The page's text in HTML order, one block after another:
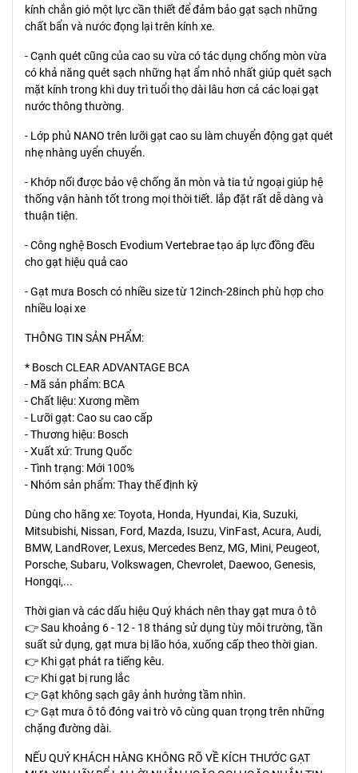
kính chắn gió một lực cần thiết để đảm bảo gạt sạch những
chất bẩn và nước đọng lại trên kính xe.
- Cạnh quét cũng của cao su vừa có tác dụng chống mòn vừa
có khả năng quét sạch những hạt ẩm nhỏ nhất giúp quét sạch
mặt kính trong khi duy trì tuổi thọ dài lâu hơn cả các loại gạt
nước thông thường.
- Lớp phủ NANO trên lưỡi gạt cao su làm chuyển động gạt quét
nhẹ nhàng uyển chuyển.
- Khớp nối được bảo vệ chống ăn mòn và tia tử ngoại giúp hệ
thống vận hành tốt trong mọi thời tiết. lắp đặt rất dễ dàng và
thuận tiện.
- Công nghệ Bosch Evodium Vertebrae tạo áp lực đồng đều
cho gạt hiệu quả cao
- Gạt mưa Bosch có nhiều size từ 12inch-28inch phù hợp cho
nhiều loại xe
THÔNG TIN SẢN PHẨM:
* Bosch CLEAR ADVANTAGE BCA
- Mã sản phẩm: BCA
- Chất liệu: Xương mềm
- Lưỡi gạt: Cao su cao cấp
- Thương hiệu: Bosch
- Xuất xứ: Trung Quốc
- Tình trạng: Mới 100%
- Nhóm sản phẩm: Thay thế định kỳ
Dùng cho hãng xe: Toyota, Honda, Hyundai, Kia, Suzuki,
Mitsubishi, Nissan, Ford, Mazda, Isuzu, VinFast, Acura, Audi,
BMW, LandRover, Lexus, Mercedes Benz, MG, Mini, Peugeot,
Porsche, Subaru, Volkswagen, Chevrolet, Daewoo, Genesis,
Hongqi,...
Thời gian và các dấu hiệu Quý khách nên thay gạt mưa ô tô
👉 Sau khoảng 6 - 12 - 18 tháng sử dụng tùy môi trường, tần
suất sử dụng, gạt mưa bị lão hóa, xuống cấp theo thời gian.
👉 Khi gạt phát ra tiếng kêu.
👉 Khi gạt bị rung lắc
👉 Gạt không sạch gây ảnh hưởng tầm nhìn.
👉 Gạt mưa ô tô đóng vai trò vô cùng quan trọng trên những
chặng đường dài.
NẾU QUÝ KHÁCH HÀNG KHÔNG RÕ VỀ KÍCH THƯỚC GẠT